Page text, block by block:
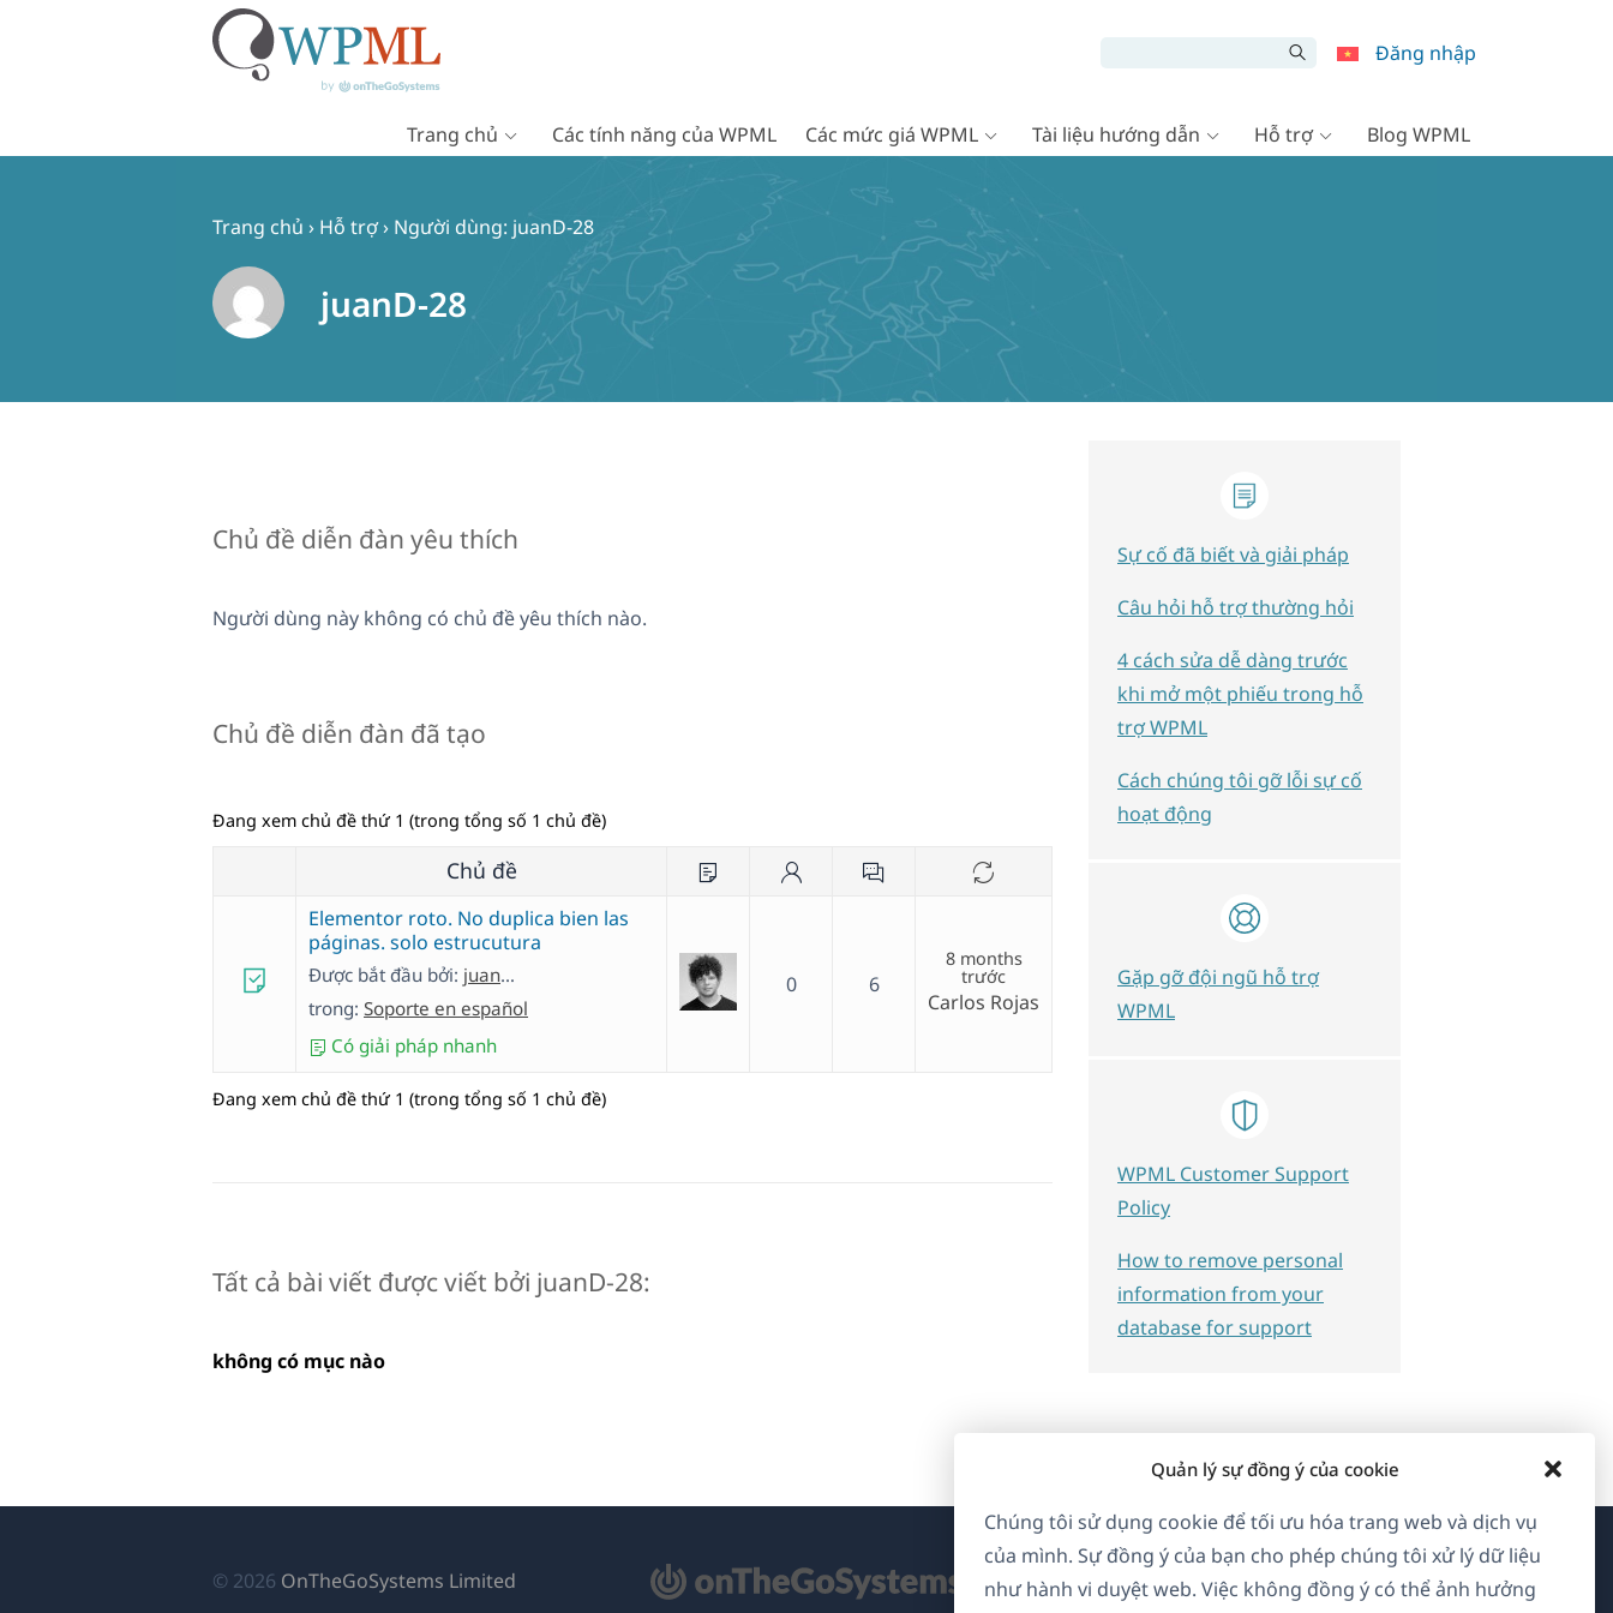
Quản lý sự đồng ý của cookie
Chúng tôi sử dụng cookie để tối ưu hóa trang web và dịch vụ
của mình. Sự đồng ý của bạn cho phép chúng tôi xử lý dữ liệu
như hành vi duyệt web. Việc không đồng ý có thể ảnh hưởng
Đăng nhập
Trang chủ Các tính năng của WPML Các mức giá WPML Tài liệu hướng dẫn Hỗ trợ Blog WPML
Trang chủ › Hỗ trợ› Người dùng: juanD-28
juanD-28
Chủ đề diễn đàn yêu thích
Người dùng này không có chủ đề yêu thích nào.
Chủ đề diễn đàn đã tạo
Đang xem chủ đề thứ 1 (trong tổng số 1 chủ đề)
Chủ đề
Elementor roto. No duplica bien las
páginas. solo estrucutura
Được bắt đầu bởi: juanD-28
trong: Soporte en español
Có giải pháp nhanh
0 6
8 months
trước
Carlos Rojas
Đang xem chủ đề thứ 1 (trong tổng số 1 chủ đề)
Tất cả bài viết được viết bởi juanD-28:
không có mục nào
Sự cố đã biết và giải pháp
Câu hỏi hỗ trợ thường hỏi
4 cách sửa dễ dàng trước
khi mở một phiếu trong hỗ
trợ WPML
Cách chúng tôi gỡ lỗi sự cố
hoạt động
Gặp gỡ đội ngũ hỗ trợ
WPML
WPML Customer Support
Policy
How to remove personal
information from your
database for support
© 2026 OnTheGoSystems Limited
Về WPML